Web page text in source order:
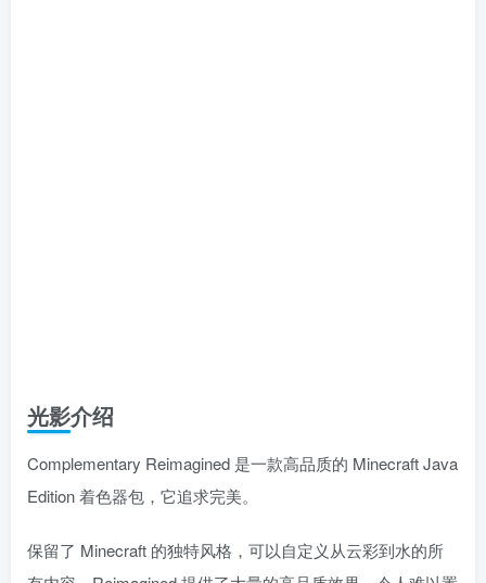
光影介绍
Complementary Reimagined 是一款高品质的 Minecraft Java
Edition 着色器包，它追求完美。
保留了 Minecraft 的独特风格，可以自定义从云彩到水的所